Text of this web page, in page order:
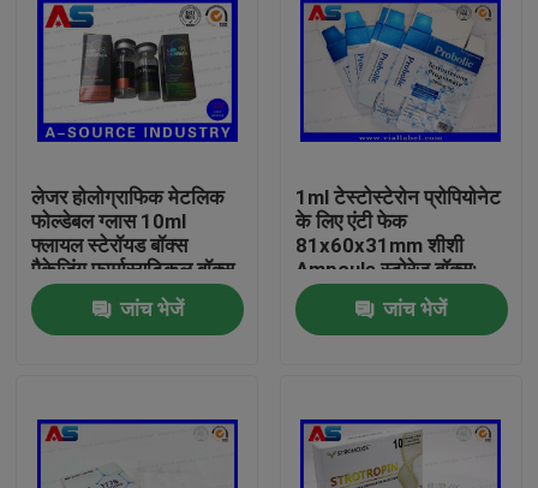
घर
हमारे बारे में
लेजर होलोग्राफिक मेटलिक
फोल्डेबल ग्लास 10ml
फ्लायल स्टेरॉयड बॉक्स
पैकेजिंग फार्मास्यूटिकल बॉक्स
लेबल
जांच भेजें
1ml टेस्टोस्टेरोन प्रोपियोनेट
के लिए एंटी फेक
81x60x31mm शीशी
Ampoule स्टोरेज बॉक्स:
जांच भेजें